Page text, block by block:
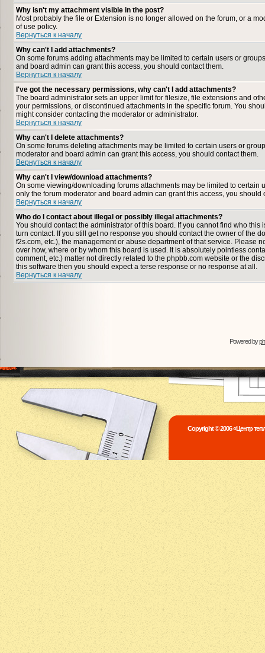
Why isn't my attachment visible in the post?
Most probably the file or Extension is no longer allowed on the forum, or a
of use policy.
Вернуться к началу
Why can't I add attachments?
On some forums adding attachments may be limited to certain users or
and board admin can grant this access, you should contact them.
Вернуться к началу
I've got the necessary permissions, why can't I add attachments?
The board administrator sets an upper limit for filesize, file extensions and
your permissions, or discontinued attachments in the specific forum. You
might consider contacting the moderator or administrator.
Вернуться к началу
Why can't I delete attachments?
On some forums deleting attachments may be limited to certain users or
moderator and board admin can grant this access, you should contact them.
Вернуться к началу
Why can't I view/download attachments?
On some viewing/downloading forums attachments may be limited to
only the forum moderator and board admin can grant this access, you should
Вернуться к началу
Who do I contact about illegal or possibly illegal attachments?
You should contact the administrator of this board. If you cannot find who
turn contact. If you still get no response you should contact the owner of the
f2s.com, etc.), the management or abuse department of that service.
over how, where or by whom this board is used. It is absolutely pointless
comment, etc.) matter not directly related to the phpbb.com website or the
this software then you should expect a terse response or no response at all.
Вернуться к началу
Powered by
Copyright © 2006 «Центр